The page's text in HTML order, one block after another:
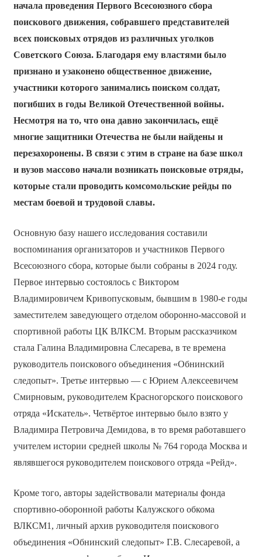
начала проведения Первого Всесоюзного сбора
поискового движения, собравшего представителей
всех поисковых отрядов из различных уголков
Советского Союза. Благодаря ему властями было
признано и узаконено общественное движение,
участники которого занимались поиском солдат,
погибших в годы Великой Отечественной войны.
Несмотря на то, что она давно закончилась, ещё
многие защитники Отечества не были найдены и
перезахоронены. В связи с этим в стране на базе школ
и вузов массово начали возникать поисковые отряды,
которые стали проводить комсомольские рейды по
местам боевой и трудовой славы.
Основную базу нашего исследования составили
воспоминания организаторов и участников Первого
Всесоюзного сбора, которые были собраны в 2024 году.
Первое интервью состоялось с Виктором
Владимировичем Кривопусковым, бывшим в 1980-е годы
заместителем заведующего отделом оборонно-массовой и
спортивной работы ЦК ВЛКСМ. Вторым рассказчиком
стала Галина Владимировна Слесарева, в те времена
руководитель поискового объединения «Обнинский
следопыт». Третье интервью — с Юрием Алексеевичем
Смирновым, руководителем Красногорского поискового
отряда «Искатель». Четвёртое интервью было взято у
Владимира Петровича Демидова, в то время работавшего
учителем истории средней школы № 764 города Москва и
являвшегося руководителем поискового отряда «Рейд».
Кроме того, авторы задействовали материалы фонда
спортивно-оборонной работы Калужского обкома
ВЛКСМ1, личный архив руководителя поискового
объединения «Обнинский следопыт» Г.В. Слесаревой, а